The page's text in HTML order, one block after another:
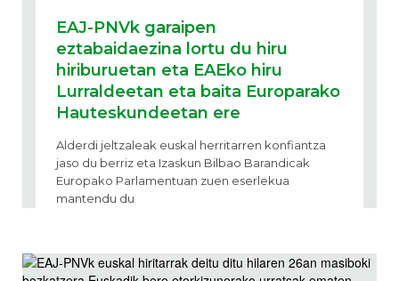
EAJ-PNVk garaipen
eztabaidaezina lortu du hiru
hiriburuetan eta EAEko hiru
Lurraldeetan eta baita Europarako
Hauteskundeetan ere
Alderdi jeltzaleak euskal herritarren konfiantza
jaso du berriz eta Izaskun Bilbao Barandicak
Europako Parlamentuan zuen eserlekua
mantendu du